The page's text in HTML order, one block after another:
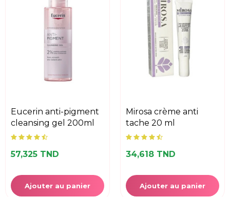
eucerin anti-pigment
cleansing gel 200ml
57,325 TND
Ajouter au panier
mirosa crème anti
tache 20 ml
34,618 TND
Ajouter au panier